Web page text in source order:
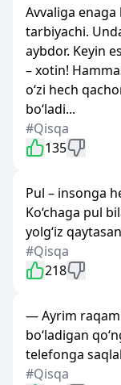
Avvaliga enaga
tarbiyachi.
aybdor. Keyin
– xotin!
o‘zi hech
bo‘ladi...
#Qisqa
135
Pul – insonga
Ko‘chaga pul
yolg‘iz
#Qisqa
218
— Ayrim
bo‘ladigan
telefonga
#Qisqa